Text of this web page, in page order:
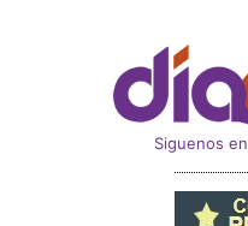
Siguenos